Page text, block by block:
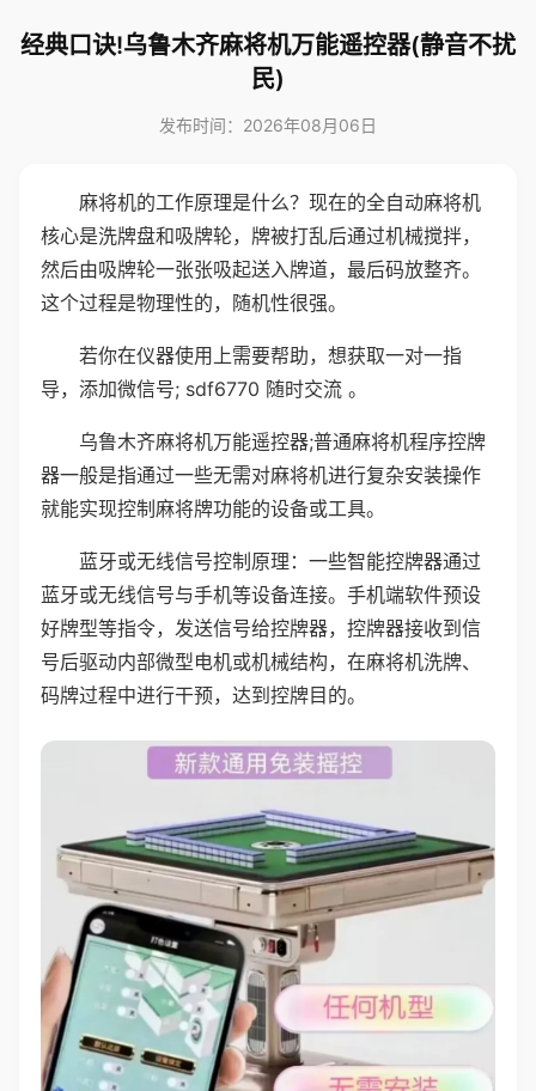
经典口诀!乌鲁木齐麻将机万能遥控器(静音不扰
民)
发布时间：2026年08月06日
麻将机的工作原理是什么？现在的全自动麻将机
核心是洗牌盘和吸牌轮，牌被打乱后通过机械搅拌，
然后由吸牌轮一张张吸起送入牌道，最后码放整齐。
这个过程是物理性的，随机性很强。
若你在仪器使用上需要帮助，想获取一对一指
导，添加微信号; sdf6770 随时交流 。
乌鲁木齐麻将机万能遥控器;普通麻将机程序控牌
器一般是指通过一些无需对麻将机进行复杂安装操作
就能实现控制麻将牌功能的设备或工具。
蓝牙或无线信号控制原理：一些智能控牌器通过
蓝牙或无线信号与手机等设备连接。手机端软件预设
好牌型等指令，发送信号给控牌器，控牌器接收到信
号后驱动内部微型电机或机械结构，在麻将机洗牌、
码牌过程中进行干预，达到控牌目的。